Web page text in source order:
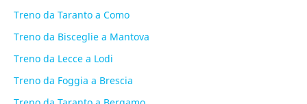
Treno da Taranto a Como
Treno da Bisceglie a Mantova
Treno da Lecce a Lodi
Treno da Foggia a Brescia